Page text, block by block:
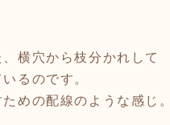
横穴から枝分かれして
るのです。
めの配線のような感じ。